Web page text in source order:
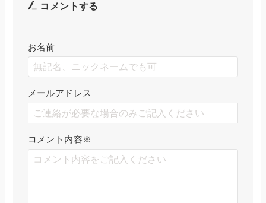
コメントする
お名前
メールアドレス
コメント内容※